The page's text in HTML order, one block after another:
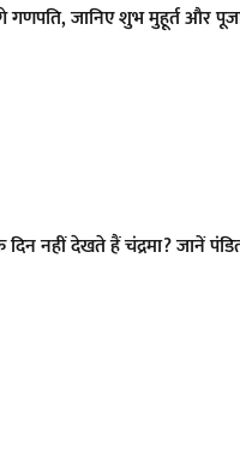
जानिए शुभ मुहूर्त और
नहीं देखते हैं चंद्रमा? जानें